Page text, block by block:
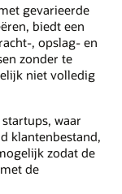
gevarieerde
biedt een
, opslag- en
zonder te
niet volledig
waar
klantenbestand,
zodat de
de